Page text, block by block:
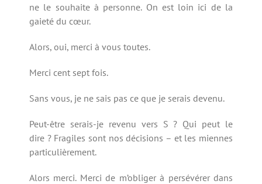
ne le souhaite à personne. On est loin ici de la
gaieté du cœur.
Alors, oui, merci à vous toutes.
Merci cent sept fois.
Sans vous, je ne sais pas ce que je serais devenu.
Peut-être serais-je revenu vers S ? Qui peut le
dire ? Fragiles sont nos décisions – et les miennes
particulièrement.
Alors merci. Merci de m’obliger à persévérer dans